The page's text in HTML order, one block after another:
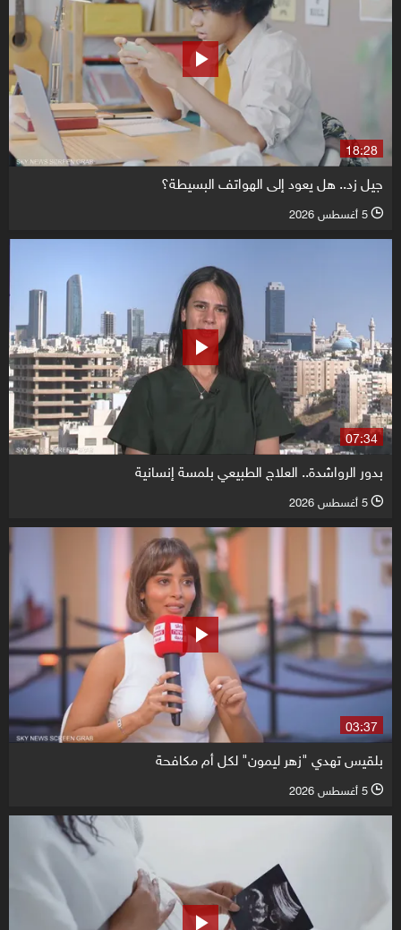
18:28
جيل زد.. هل يعود إلى الهواتف البسيطة؟
l 5 أغسطس 2026
07:34
بدور الرواشدة.. العلاج الطبيعي بلمسة إنسانية
l 5 أغسطس 2026
03:37
بلقيس تهدي "زهر ليمون" لكل أم مكافحة
l 5 أغسطس 2026